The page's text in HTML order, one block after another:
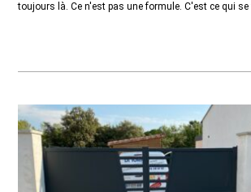
toujours là. Ce n'est pas une formule. C'est ce qui